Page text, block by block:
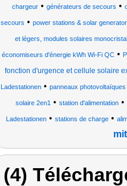
chargeur• générateurs de secours •
secours • power stations & solar
et légers, modules solaires
économiseurs d'énergie kWh Wi-Fi QC•
fonction d'urgence et cellule solaire
Ladestationen • panneaux
solaire 2en1 • station d'alimentation•
Ladestationen• stations de charge•
(4)